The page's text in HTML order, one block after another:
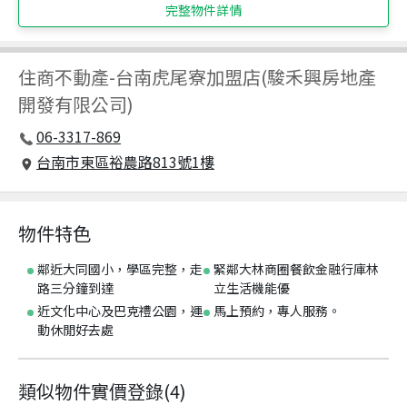
完整物件詳情
住商不動產-台南虎尾寮加盟店(駿禾興房地產
開發有限公司)
06-3317-869
台南市東區裕農路813號1樓
物件特色
鄰近大同國小，學區完整，走
路三分鐘到達
緊鄰大林商圈餐飲金融行庫林
立生活機能優
近文化中心及巴克禮公園，運
動休閒好去處
馬上預約，專人服務。
類似物件實價登錄(4)